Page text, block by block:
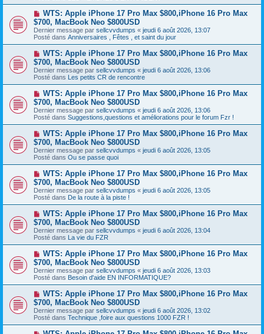
a
g
e
a
u
m
e
s
a
g
e
N
o
u
v
e
a
u
m
e
s
a
g
e
WTS: Apple iPhone 17 Pro Max $800,iPhone 16 Pro Max
$700, MacBook Neo $800USD
Dernier message par sellcvvdumps « jeudi 6 août 2026, 13:07
Posté dans Anniversaires , Fêtes , et saint du jour
N
o
u
v
e
a
u
m
e
s
a
g
e
WTS: Apple iPhone 17 Pro Max $800,iPhone 16 Pro Max
$700, MacBook Neo $800USD
Dernier message par sellcvvdumps « jeudi 6 août 2026, 13:06
Posté dans Les petits CR de rencontre
N
o
u
v
e
a
u
m
e
s
a
g
e
WTS: Apple iPhone 17 Pro Max $800,iPhone 16 Pro Max
$700, MacBook Neo $800USD
Dernier message par sellcvvdumps « jeudi 6 août 2026, 13:06
Posté dans Suggestions,questions et améliorations pour le forum Fzr !
N
o
u
v
e
a
u
m
e
s
a
g
e
WTS: Apple iPhone 17 Pro Max $800,iPhone 16 Pro Max
$700, MacBook Neo $800USD
Dernier message par sellcvvdumps « jeudi 6 août 2026, 13:05
Posté dans Ou se passe quoi
N
o
u
v
e
a
u
m
e
s
a
g
e
WTS: Apple iPhone 17 Pro Max $800,iPhone 16 Pro Max
$700, MacBook Neo $800USD
Dernier message par sellcvvdumps « jeudi 6 août 2026, 13:05
Posté dans De la route à la piste !
N
o
u
v
e
a
u
m
e
s
a
g
e
WTS: Apple iPhone 17 Pro Max $800,iPhone 16 Pro Max
$700, MacBook Neo $800USD
Dernier message par sellcvvdumps « jeudi 6 août 2026, 13:04
Posté dans La vie du FZR
N
o
u
v
e
a
u
m
e
s
a
WTS: Apple iPhone 17 Pro Max $800,iPhone 16 Pro Max
$700, MacBook Neo $800USD
Dernier message par sellcvvdumps « jeudi 6 août 2026, 13:03
Posté dans Besoin d'aide EN INFORMATIQUE?
N
o
u
v
e
a
WTS: Apple iPhone 17 Pro Max $800,iPhone 16 Pro Max
$700, MacBook Neo $800USD
Dernier message par sellcvvdumps « jeudi 6 août 2026, 13:02
Posté dans Technique ,foire aux questions 1000 FZR !
N